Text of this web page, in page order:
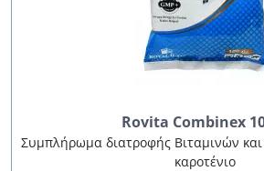
Rovita Combinex
Συμπλήρωμα διατροφής Βιταμινών και
καροτένιο